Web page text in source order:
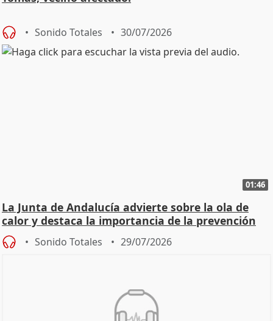
Sonido Totales 30/07/2026
01:46
La Junta de Andalucía advierte sobre la ola de
calor y destaca la importancia de la prevención
Sonido Totales 29/07/2026